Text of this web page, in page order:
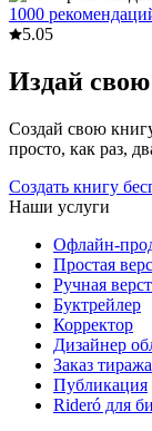
1000
5.05
Издай
Создай свою
просто, как раз,
Создать книгу
Наши услуги
Офлайн-
Простая
Ручная
Буктрейлер
Корректор
Дизайнер
Заказ тиража
Публикация
Rideró для